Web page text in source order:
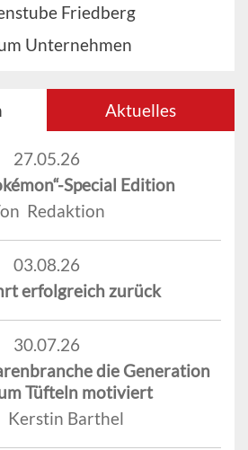
Friedberg
Unternehmen
Aktuelles
27.05.26
Special Edition
Redaktion
03.08.26
erfolgreich zurück
30.07.26
die Generation
Tüfteln motiviert
Kerstin Barthel